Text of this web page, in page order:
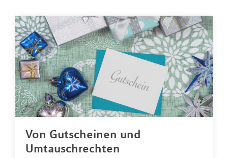
Von Gutscheinen und
Umtauschrechten